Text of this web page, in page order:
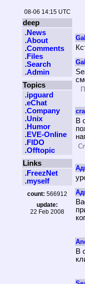
08-06 14:15 UTC
deep
.News
.About
.Comments
.Files
.Search
.Admin
Topics
.ipguard
.eChat
.Company
.Unix
.Humor
.EVE-Online
.FIDO
.Offtopic
Links
.FreezNet
.myself
count: 566912
update:
22 Feb 2008
В
В